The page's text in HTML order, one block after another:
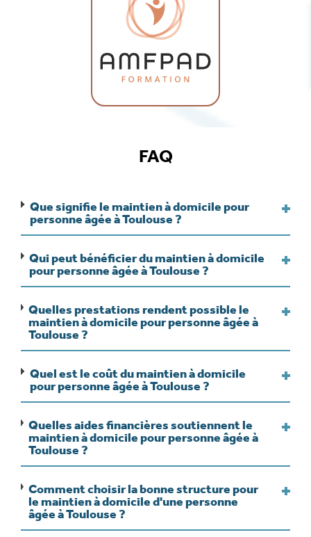
FAQ
Que signifie le maintien à domicile pour
personne âgée à Toulouse ?
Qui peut bénéficier du maintien à domicile
pour personne âgée à Toulouse ?
Quelles prestations rendent possible le
maintien à domicile pour personne âgée à
Toulouse ?
Quel est le coût du maintien à domicile
pour personne âgée à Toulouse ?
Quelles aides financières soutiennent le
maintien à domicile pour personne âgée à
Toulouse ?
Comment choisir la bonne structure pour
le maintien à domicile d'une personne
âgée à Toulouse ?